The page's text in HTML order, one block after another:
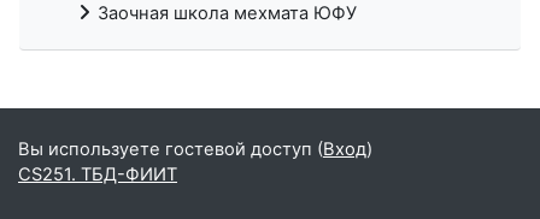
Заочная школа мехмата ЮФУ
Вы используете гостевой доступ (Вход)
CS251. ТБД-ФИИТ